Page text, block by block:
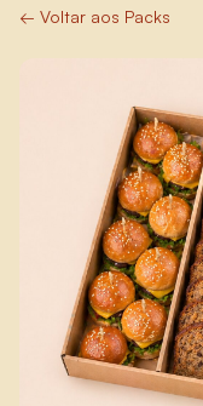
← Voltar aos Packs